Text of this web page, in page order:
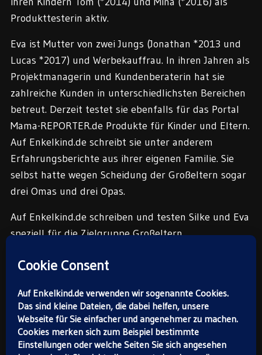
Produkttesterin aktiv.
Eva ist Mutter von zwei Jungs (Jonathan *2013 und
Lucas *2017) und Werbekauffrau. In ihren Jahren als
Projektmanagerin und Kundenberaterin hat sie
zahlreiche Kunden in unterschiedlichsten Bereichen
betreut. Derzeit testet sie ebenfalls für das Portal
Mama-REPORTER.de Produkte für Kinder und Eltern.
Auf Enkelkind.de schreibt sie unter anderem
Erfahrungsberichte aus ihrer eigenen Familie. Sie
selbst hatte wegen Scheidung der Großeltern sogar
drei Omas und drei Opas.
Auf Enkelkind.de schreiben und testen Silke und Eva
speziell für die Zielgruppe Großeltern.